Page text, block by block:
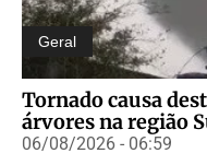
Geral
Tornado causa
árvores na região
06/08/2026 - 06:59